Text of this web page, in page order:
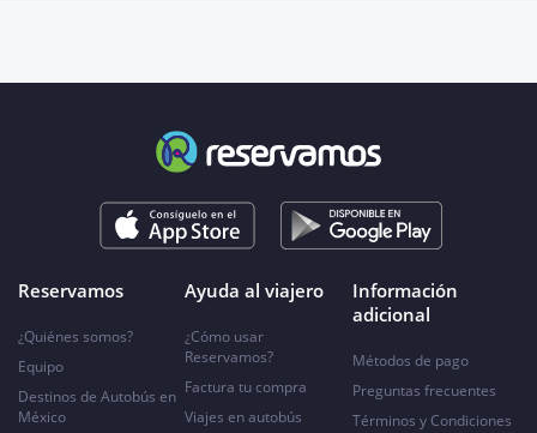
Reservamos
¿Quiénes somos?
Equipo
Destinos de Autobús en
México
Ayuda al viajero
¿Cómo usar
Reservamos?
Factura tu compra
Viajes en autobús
Información
adicional
Métodos de pago
Preguntas frecuentes
Términos y Condiciones